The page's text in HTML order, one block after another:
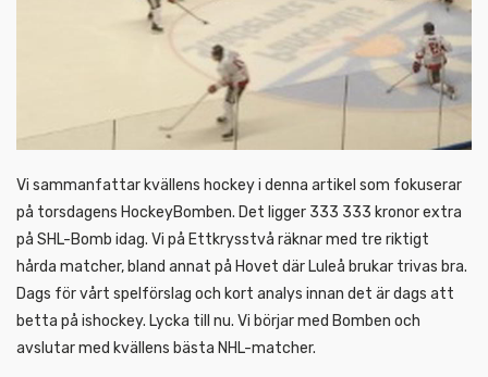
Vi sammanfattar kvällens hockey i denna artikel som fokuserar
på torsdagens HockeyBomben. Det ligger 333 333 kronor extra
på SHL-Bomb idag. Vi på Ettkrysstvå räknar med tre riktigt
hårda matcher, bland annat på Hovet där Luleå brukar trivas bra.
Dags för vårt spelförslag och kort analys innan det är dags att
betta på ishockey. Lycka till nu. Vi börjar med Bomben och
avslutar med kvällens bästa NHL-matcher.